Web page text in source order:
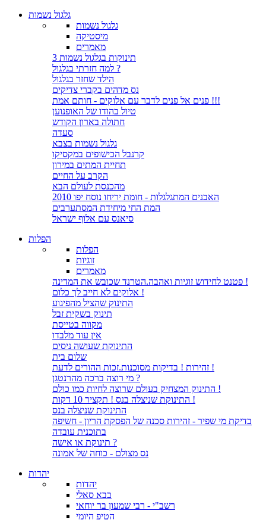
גלגול נשמות
גלגול נשמות
מיסטיקה
מאמרים
3 תינוקות בגלגול נשמות
למה חזרתי בגלגול ?
הילד שחזר בגלגול
נס מדהים בקברי צדיקים
פנים אל פנים לדבר עם אלוקים - חותם אמת !!!
טיול בהודו של האופנוען
חתולה בארון הקודש
סעדה
גלגול נשמות בצבא
קרנבל הכישופים במקסיקו
תחיית המתים במירון
הקרב על החיים
מהכנסת לעולם הבא
האבנים המתגלגלות - חומת יריחו נוסח יפו 2010
המת החי מיחידת המסתערבים
סיאנס עם אלוף ישראל
הפלות
הפלות
זוגיות
מאמרים
פטנט לחידוש זוגיות ואהבה.הטרנד שכובש את המדינה !
אלוקים לא חייב לך כלום !
התינוק שהציל מהפיגוע
תינוק בשקית זבל
מקווה בטייסת
אין עוד מלבדו
התינוקת שעושה ניסים
שלום בית
זהירות ! בדיקות מסוכנות.זכות ההורים לדעת !
מי רוצה ברכה מהרנטגן ?
התינוק המצחיק בעולם שרוצה לחיות כמו כולם !
התינוקת שניצלה בנס ! תקציר 10 דקות !
התינוקת שניצלה בנס
בדיקת מי שפיר - זהירות סכנה של הפסקת הריון - חשיפה
בתוכנית עובדה
תינוקת או אישה ?
נס מצולם - כוחה של אמונה
יהדות
יהדות
בבא סאלי
רשב"י - רבי שמעון בר יוחאי
הטיפ היומי